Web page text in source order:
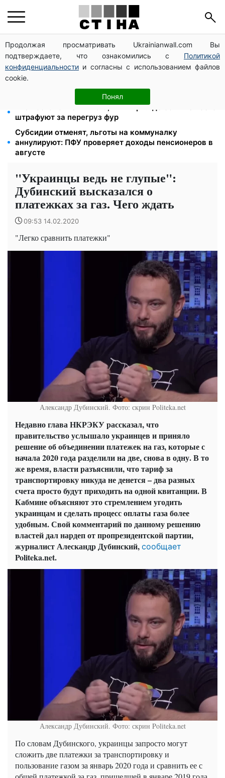
Продолжая просматривать Ukrainianwall.com Вы
подтверждаете, что ознакомились с Политикой
конфиденциальности и согласны с использованием файлов
cookie.
Понял
Студенты-заочники и вечерники теряют отсрочку
от мобилизации: кого призовут в августе
2000 грн в квартал от фонда США: люди с
инвалидностью I-II группы и пенсионеры 60+
получат выплаты
723 постановления на 9,7 млн грн: где больше всего
штрафуют за перегруз фур
Субсидии отменят, льготы на коммуналку
аннулируют: ПФУ проверяет доходы пенсионеров в
августе
"Украинцы ведь не глупые":
Дубинский высказался о
платежках за газ. Чего ждать
09:53 14.02.2020
"Легко сравнить платежки"
Александр Дубинский. Фото: скрин Politeka.net
Недавно глава НКРЭКУ рассказал, что
правительство услышало украинцев и приняло
решение об объединении платежек на газ, которые с
начала 2020 года разделили на две, снова в одну. В то
же время, власти разъяснили, что тариф за
транспортировку никуда не денется – два разных
счета просто будут приходить на одной квитанции. В
Кабмине объясняют это стремлением угодить
украинцам и сделать процесс оплаты газа более
удобным. Свой комментарий по данному решению
властей дал нардеп от пропрезидентской партии,
журналист Алескандр Дубинский, сообщает
Politeka.net.
Александр Дубинский. Фото: скрин Politeka.net
По словам Дубинского, украинцы запросто могут
сложить две платежки за транспортировку и
пользование газом за январь 2020 года и сравнить ее с